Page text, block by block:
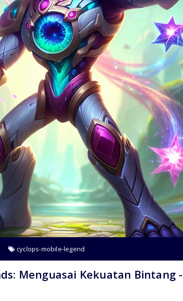
cyclops-mobile-legend
Menguasai Kekuatan Bintang